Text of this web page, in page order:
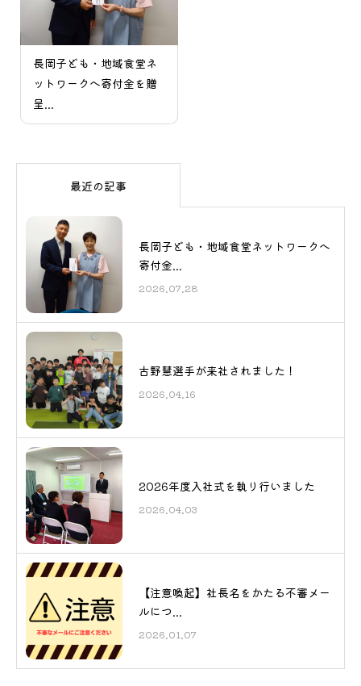
長岡子ども・地域食堂ネ
ットワークへ寄付金を贈
呈...
最近の記事
長岡子ども・地域食堂ネットワークへ
寄付金...
2026.07.28
古野慧選手が来社されました！
2026.04.16
2026年度入社式を執り行いました
2026.04.03
【注意喚起】社長名をかたる不審メー
ルにつ...
2026.01.07